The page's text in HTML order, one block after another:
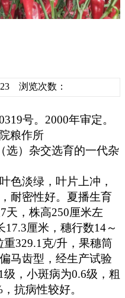
浏览次数：
号。 2000年审定。
粮作所
（选）杂交选育的一代杂
色淡绿，叶片上冲，
耐密性好。夏播生育
7天，株高250厘米左
17.3厘米 ，穗行数14～
重329.1 克/升，果穗筒
马齿型，经生产试验
级，小斑病为0.6级，粗
，抗病性较好。